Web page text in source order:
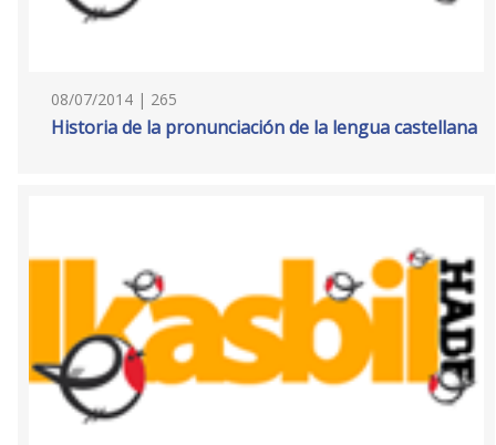
08/07/2014 | 265
Historia de la pronunciación de la lengua castellana